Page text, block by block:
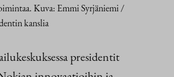
Kuva: Emmi Syrjäniemi /
kanslia
presidentit